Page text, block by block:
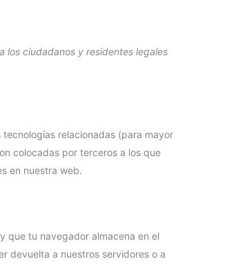
los ciudadanos y residentes legales
relacionadas (para mayor
colocadas por terceros a los que
en nuestra web.
que tu navegador almacena en el
devuelta a nuestros servidores o a